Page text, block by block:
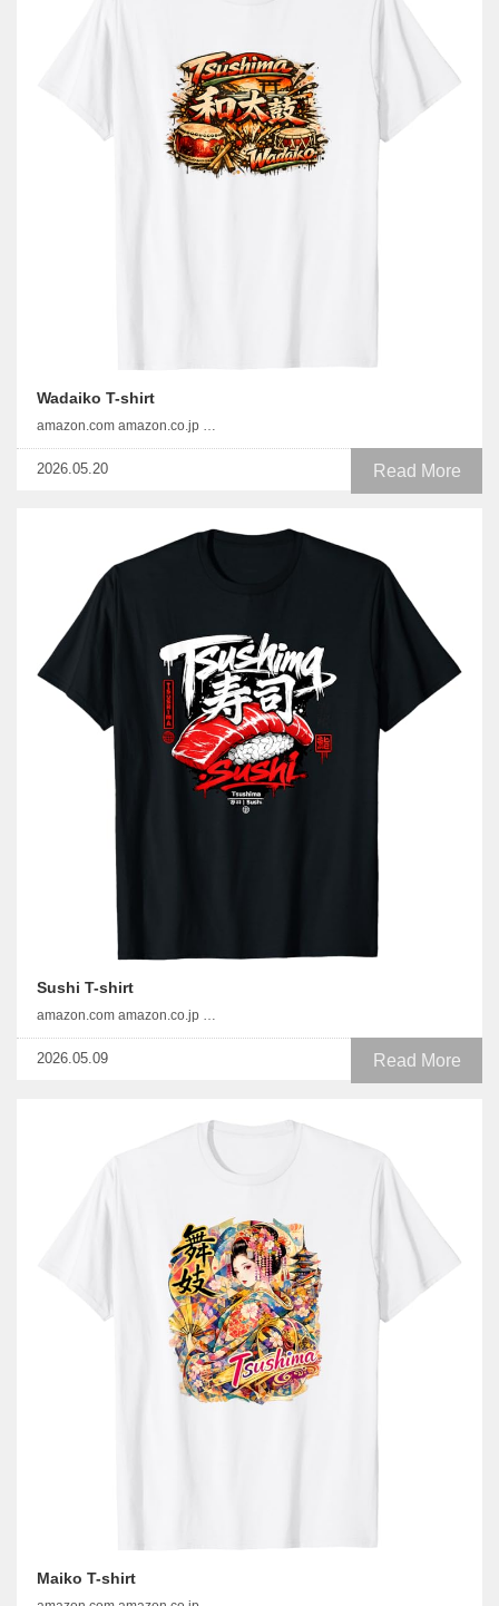
Wadaiko T-shirt
amazon.com amazon.co.jp …
Read More
2026.05.20
Sushi T-shirt
amazon.com amazon.co.jp …
Read More
2026.05.09
Maiko T-shirt